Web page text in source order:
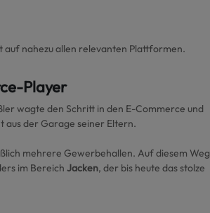
auf nahezu allen relevanten Plattformen.
Player
wagte den Schritt in den E-Commerce und
aus der Garage seiner Eltern.
mehrere Gewerbehallen. Auf diesem Weg
im Bereich Jacken, der bis heute das stolze